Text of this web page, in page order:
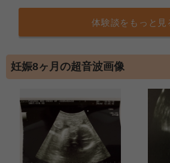
体験談をもっと見
妊娠8ヶ月の超音波画像